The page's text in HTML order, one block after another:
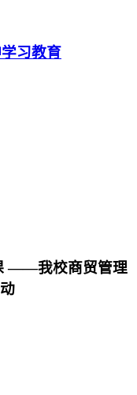
习教育
——我校商贸管理